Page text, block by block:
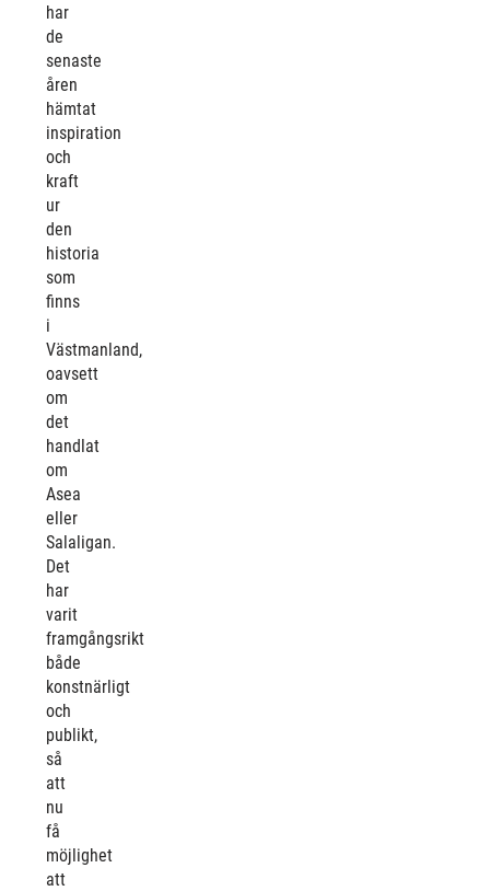
har
de
senaste
åren
hämtat
inspiration
och
kraft
ur
den
historia
som
finns
i
Västmanland,
oavsett
om
det
handlat
om
Asea
eller
Salaligan.
Det
har
varit
framgångsrikt
både
konstnärligt
och
publikt,
så
att
nu
få
möjlighet
att